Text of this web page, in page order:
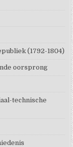
(1792-1804)
oorsprong
technische